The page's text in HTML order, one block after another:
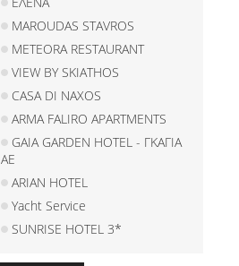
MAROUDAS STAVROS
METEORA RESTAURANT
VIEW BY SKIATHOS
CASA DI NAXOS
ARMA FALIRO APARTMENTS
GAIA GARDEN HOTEL - ΓΚΑΓΙΑ
ΑΕ
ARIAN HOTEL
Yacht Service
SUNRISE HOTEL 3*